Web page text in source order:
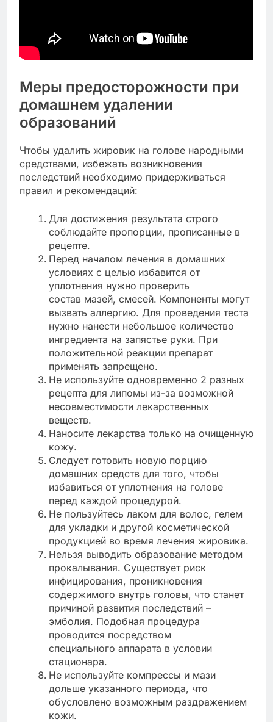
Меры предосторожности при
домашнем удалении
образований
Чтобы удалить жировик на голове народными
средствами, избежать возникновения
последствий необходимо придерживаться
правил и рекомендаций:
Для достижения результата строго
соблюдайте пропорции, прописанные в
рецепте.
Перед началом лечения в домашних
условиях с целью избавится от
уплотнения нужно проверить
состав мазей, смесей. Компоненты могут
вызвать аллергию. Для проведения теста
нужно нанести небольшое количество
ингредиента на запястье руки. При
положительной реакции препарат
применять запрещено.
Не используйте одновременно 2 разных
рецепта для липомы из-за возможной
несовместимости лекарственных
веществ.
Наносите лекарства только на очищенную
кожу.
Следует готовить новую порцию
домашних средств для того, чтобы
избавиться от уплотнения на голове
перед каждой процедурой.
Не пользуйтесь лаком для волос, гелем
для укладки и другой косметической
продукцией во время лечения жировика.
Нельзя выводить образование методом
прокалывания. Существует риск
инфицирования, проникновения
содержимого внутрь головы, что станет
причиной развития последствий –
эмболия. Подобная процедура
проводится посредством
специального аппарата в условии
стационара.
Не используйте компрессы и мази
дольше указанного периода, что
обусловлено возможным раздражением
кожи.